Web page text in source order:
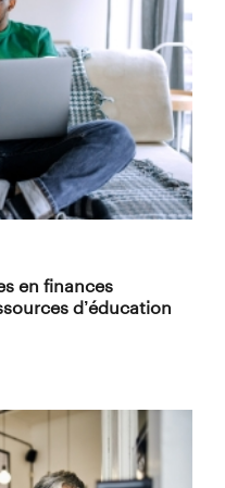
en finances
d’éducation